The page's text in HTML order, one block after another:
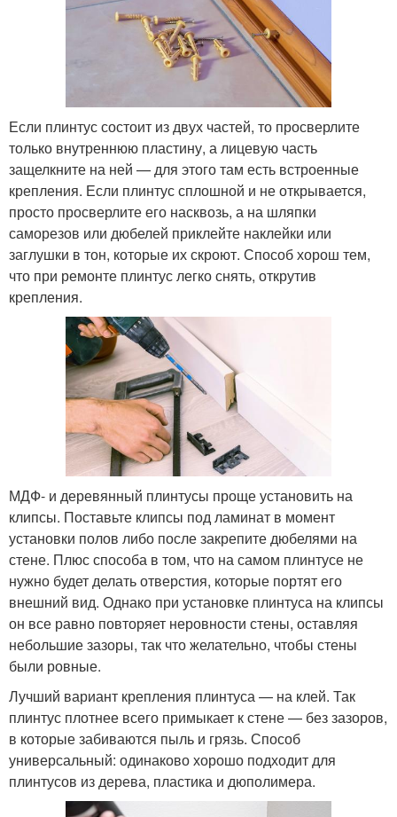
Если плинтус состоит из двух частей, то просверлите
только внутреннюю пластину, а лицевую часть
защелкните на ней — для этого там есть встроенные
крепления. Если плинтус сплошной и не открывается,
просто просверлите его насквозь, а на шляпки
саморезов или дюбелей приклейте наклейки или
заглушки в тон, которые их скроют. Способ хорош тем,
что при ремонте плинтус легко снять, открутив
крепления.
МДФ- и деревянный плинтусы проще установить на
клипсы. Поставьте клипсы под ламинат в момент
установки полов либо после закрепите дюбелями на
стене. Плюс способа в том, что на самом плинтусе не
нужно будет делать отверстия, которые портят его
внешний вид. Однако при установке плинтуса на клипсы
он все равно повторяет неровности стены, оставляя
небольшие зазоры, так что желательно, чтобы стены
были ровные.
Лучший вариант крепления плинтуса — на клей. Так
плинтус плотнее всего примыкает к стене — без зазоров,
в которые забиваются пыль и грязь. Способ
универсальный: одинаково хорошо подходит для
плинтусов из дерева, пластика и дюполимера.